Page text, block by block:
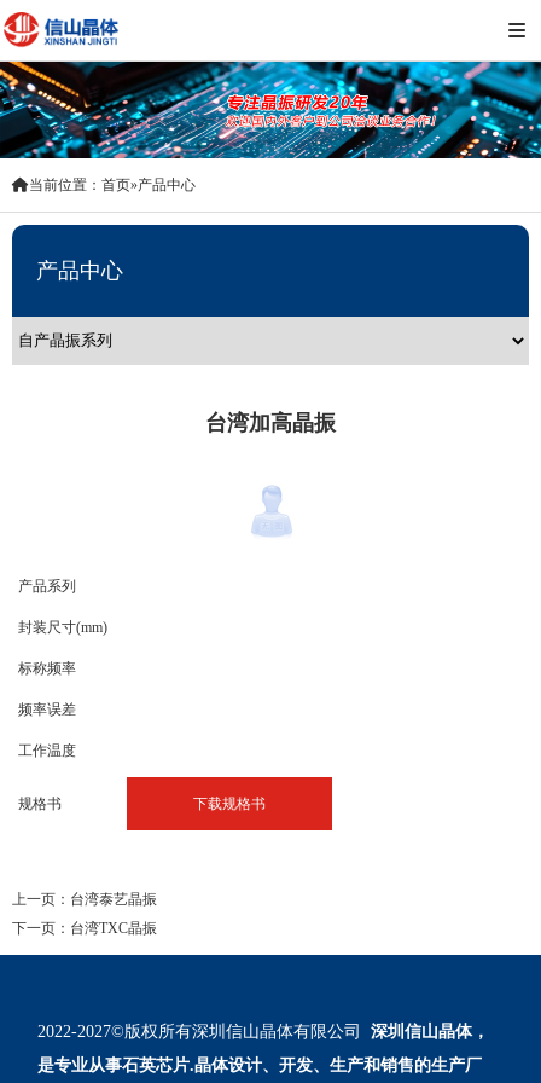
当前位置： 首页 » 产品中心
产品中心
台湾加高晶振
产品系列
封装尺寸(mm)
标称频率
频率误差
工作温度
规格书 下载规格书
上一页： 台湾泰艺晶振
下一页： 台湾TXC晶振
2022-2027©版权所有深圳信山晶体有限公司 深圳信山晶体，
是专业从事石英芯片.晶体设计、开发、生产和销售的生产厂